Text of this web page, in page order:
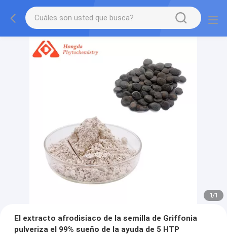
1/1
El extracto afrodisiaco de la semilla de Griffonia
pulveriza el 99% sueño de la ayuda de 5 HTP